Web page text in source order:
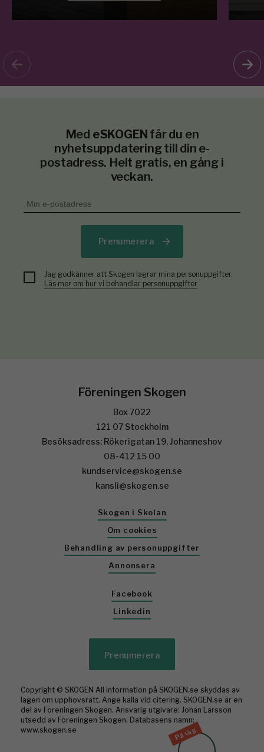
Med eSKOGEN får du en
nyhetsuppdatering till din e-
postadress. Helt gratis, en gång i
veckan.
Prenumerera
Jag godkänner att Skogen lagrar mina personuppgifter.
Läs mer om hur vi behandlar personuppgifter
På väg
Föreningen Skogen
Box 7022
121 07 Stockholm
Besöksadress: Rökerigatan 19, Johanneshov
08-412 15 00
kundservice@skogen.se
kansli@skogen.se
Skogen i Skolan
Om cookies
Behandling av personuppgifter
Annonsera
Facebook
Linkedin
Prenumerera
Copyright © SKOGEN All information på SKOGEN.se skyddas av
lagen om upphovsrätt. Ange källa vid citering. SKOGEN.se är en
del av Föreningen Skogen. Ansvarig utgivare: Johan Larsson
utsedd av Föreningen Skogen. Databasens namn:
www.skogen.se